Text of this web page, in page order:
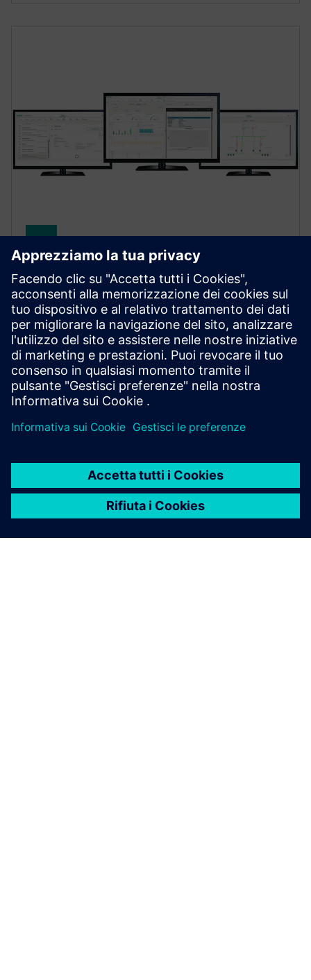
SENTRON Powermanager
SENTRON Powermanager software is your
comprehensive energy management system (EMS)
with advanced functions for industrial, building and
infrastructure applications.